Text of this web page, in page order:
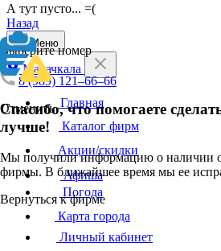
А тут пусто... =(
Назад
Выберите номер
8 (989) 121–66–66
Отменить
Спасибо, что помогаете
лучше!
Мы получили информацию о наличии
фирмы. В ближайшее время мы ее
Вернуться к фирме
Меню
Махачкала
Главная
Каталог фирм
Акции/скидки
Афиша
Погода
Карта города
Личный кабинет